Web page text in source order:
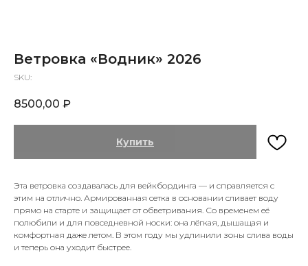
Ветровка «Водник» 2026
SKU:
8500,00 ₽
Купить
Эта ветровка создавалась для вейкбординга — и справляется с
этим на отлично. Армированная сетка в основании сливает воду
прямо на старте и защищает от обветривания. Со временем её
полюбили и для повседневной носки: она лёгкая, дышащая и
комфортная даже летом. В этом году мы удлинили зоны слива воды
и теперь она уходит быстрее.